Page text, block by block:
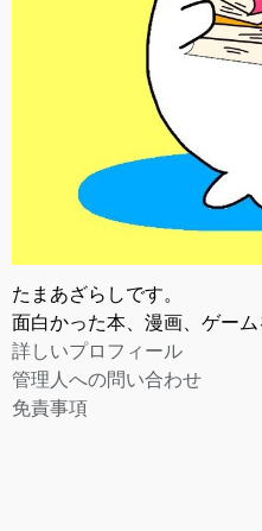
たまあざらしです。
面白かった本、漫画、ゲーム
詳しいプロフィール
管理人への問い合わせ
免責事項